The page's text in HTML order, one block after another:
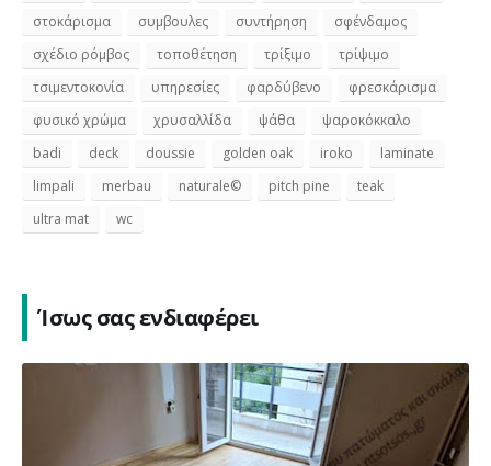
στοκάρισμα
συμβουλες συντήρηση
σφένδαμος
σχέδιο ρόμβος
τοποθέτηση τρίξιμο
τρίψιμο
τσιμεντοκονία
υπηρεσίες φαρδύβενο
φρεσκάρισμα
φυσικό χρώμα
χρυσαλλίδα ψάθα
ψαροκόκκαλο
badi
deck doussie golden oak iroko
laminate
limpali
merbau naturale© pitch pine
teak
ultra mat
wc
Ίσως σας ενδιαφέρει